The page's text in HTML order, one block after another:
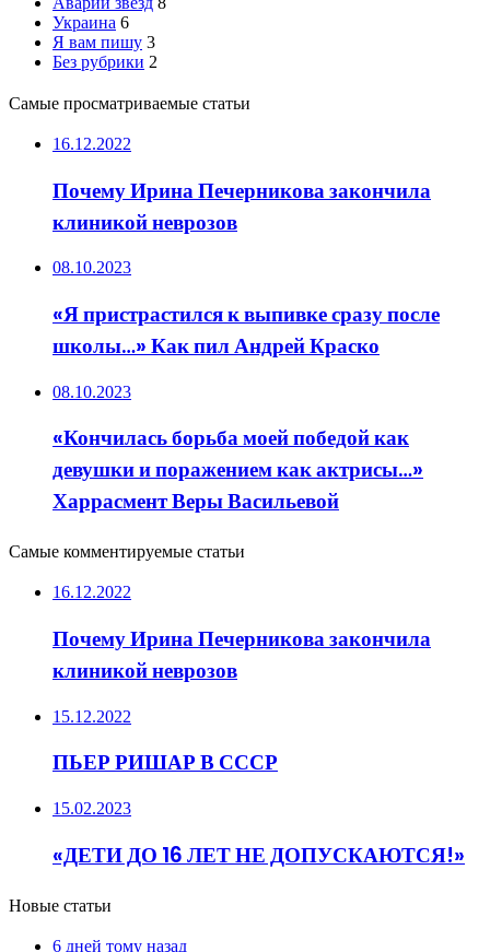
Украина 6
Я вам пишу 3
Без рубрики 2
Самые просматриваемые статьи
16.12.2022
Почему Ирина Печерникова закончила
клиникой неврозов
08.10.2023
«Я пристрастился к выпивке сразу после
школы…» Как пил Андрей Краско
08.10.2023
«Кончилась борьба моей победой как
девушки и поражением как актрисы…»
Харрасмент Веры Васильевой
Самые комментируемые статьи
16.12.2022
Почему Ирина Печерникова закончила
клиникой неврозов
15.12.2022
ПЬЕР РИШАР В СССР
15.02.2023
«ДЕТИ ДО 16 ЛЕТ НЕ ДОПУСКАЮТСЯ!»
Новые статьи
6 дней тому назад